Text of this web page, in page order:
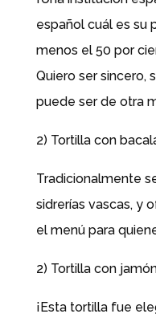
español cuál es su
menos el 50 por
Quiero ser sincero,
puede ser de otra
2) Tortilla con
Tradicionalmente
sidrerías vascas, y
el menú para
2) Tortilla con
¡Esta tortilla fue